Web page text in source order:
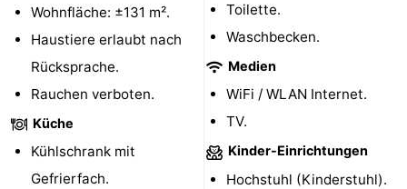
Vlissingen
Middelburg
Zeeuws-
Nieuwvliet
-
Wohnfläche: ±131 m².
Haustiere erlaubt nach
Rücksprache.
Rauchen verboten.
Küche
Kühlschrank mit
Gefrierfach.
Toilette.
Waschbecken.
Medien
WiFi / WLAN Internet.
TV.
Kinder-Einrichtungen
Hochstuhl (Kinderstuhl).